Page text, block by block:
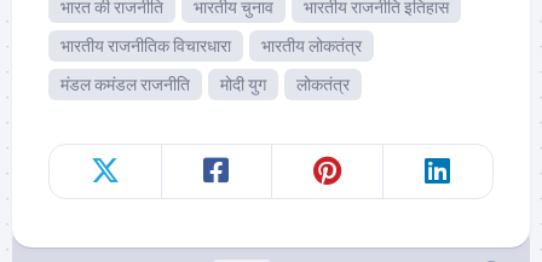
भारत की राजनीति
भारतीय चुनाव
भारतीय राजनीति इतिहास
भारतीय राजनीतिक विचारधारा
भारतीय लोकतंत्र
मंडल कमंडल राजनीति
मोदी युग लोकतंत्र